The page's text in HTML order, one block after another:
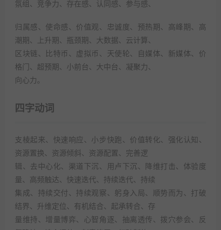
氛组、竞争力、存在感、认同感、参与感、
归属感、使命感、价值观、忠诚度、预热期、高峰期、高
潮期、上升期、瓶颈期、大数据、云计算、
区块链、比特币、虚拟币、天使轮、自媒体、新媒体、价
格门、超预期、小前台、大中台、凝聚力、
向心力。
四字动词
支棱起来、快速响应、小步快跑、价值转化、强化认知、
资源置换、资源倾斜、资源配置、完善逻
辑、去中心化、渠道下沉、用卢下沉、降维打击、体验度
量、高频触达、快速迭代、持续迭代、持续
集成、持续交付、持续观察、躬身入局、顺势而为、打破
结界、升维定位、有机结合、起承转合、存
量维持、增量博弈、心智角逐、抽离透传、拨穴参会、反